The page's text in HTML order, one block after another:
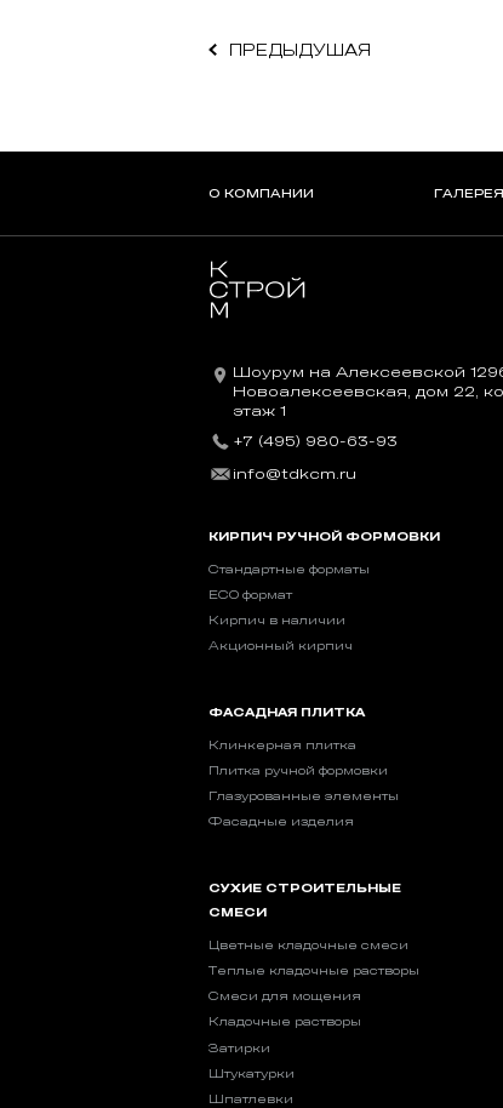
ПРЕДЫДУШАЯ
О КОМПАНИИ ГАЛЕРЕЯ
Шоурум на Алексеевской
Новоалексеевская, дом 22,
этаж 1
+7 (495) 980-63-93
info@tdkcm.ru
КИРПИЧ РУЧНОЙ ФОРМОВКИ
Стандартные форматы
ECO формат
Кирпич в наличии
Акционный кирпич
ФАСАДНАЯ ПЛИТКА
Клинкерная плитка
Плитка ручной формовки
Глазурованные элементы
Фасадные изделия
СУХИЕ СТРОИТЕЛЬНЫЕ
СМЕСИ
Цветные кладочные смеси
Теплые кладочные растворы
Смеси для мощения
Кладочные растворы
Затирки
Штукатурки
Шпатлевки